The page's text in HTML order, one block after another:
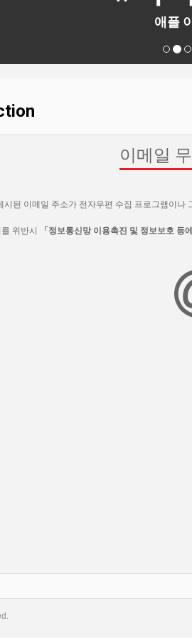
애플
이메일
시된 이메일 주소가 전자우편 수집 프로그램이나
를 위반시 「정보통신망 이용촉진 및 정보보호 등